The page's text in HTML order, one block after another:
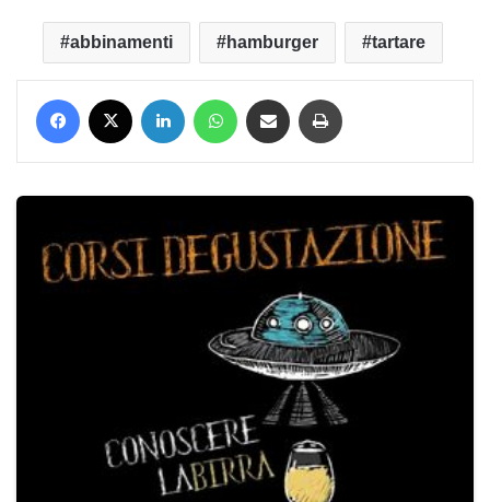
abbinamenti hamburger tartare
Facebook LinkedIn WhatsApp Condividi via mail